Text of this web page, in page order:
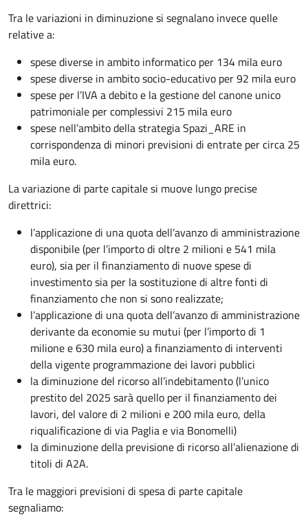
Tra le variazioni in diminuzione si segnalano invece quelle
relative a:
spese diverse in ambito informatico per 134 mila euro
spese diverse in ambito socio-educativo per 92 mila euro
spese per l’IVA a debito e la gestione del canone unico
patrimoniale per complessivi 215 mila euro
spese nell’ambito della strategia Spazi_ARE in
corrispondenza di minori previsioni di entrate per circa 25
mila euro.
La variazione di parte capitale si muove lungo precise
direttrici:
l’applicazione di una quota dell’avanzo di amministrazione
disponibile (per l’importo di oltre 2 milioni e 541 mila
euro), sia per il finanziamento di nuove spese di
investimento sia per la sostituzione di altre fonti di
finanziamento che non si sono realizzate;
l’applicazione di una quota dell’avanzo di amministrazione
derivante da economie su mutui (per l’importo di 1
milione e 630 mila euro) a finanziamento di interventi
della vigente programmazione dei lavori pubblici
la diminuzione del ricorso all’indebitamento (l’unico
prestito del 2025 sarà quello per il finanziamento dei
lavori, del valore di 2 milioni e 200 mila euro, della
riqualificazione di via Paglia e via Bonomelli)
la diminuzione della previsione di ricorso all’alienazione di
titoli di A2A.
Tra le maggiori previsioni di spesa di parte capitale
segnaliamo: